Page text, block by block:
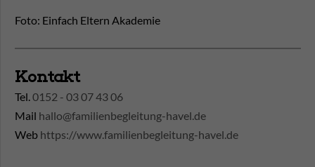
Foto: Einfach Eltern Akademie
Kontakt
Tel.0152 - 03 07 43 06
Mail hallo@familienbegleitung-havel.de
Web https://www.familienbegleitung-havel.de